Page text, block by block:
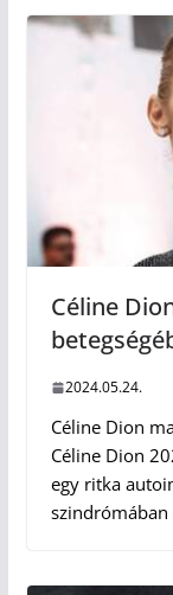
Céline
2024.05.24.
Céline Dion
Céline Dion
egy ritka
szindrómában